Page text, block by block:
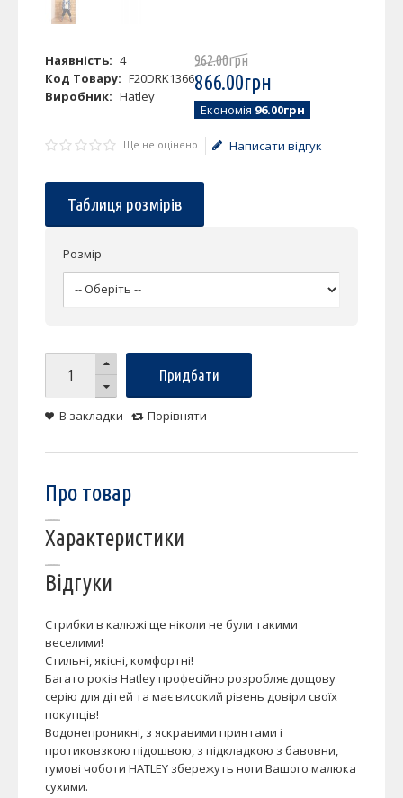
Наявність: 4
Код Товару: F20DRK1366
Виробник: Hatley
962.00грн
866.00грн
Економія 96.00грн
Ще не оцінено Написати відгук
Таблиця розмірів
Розмір
Придбати
В закладки Порівняти
Про товар
Характеристики
Відгуки
Стрибки в калюжі ще ніколи не були такими
веселими!
Стильні, якісні, комфортні!
Багато років Hatley професійно розробляє дощову
серію для дітей та має високий рівень довіри своїх
покупців!
Водонепроникні, з яскравими принтами і
протиковзкою підошвою, з підкладкою з бавовни,
гумові чоботи HATLEY збережуть ноги Вашого малюка
сухими.